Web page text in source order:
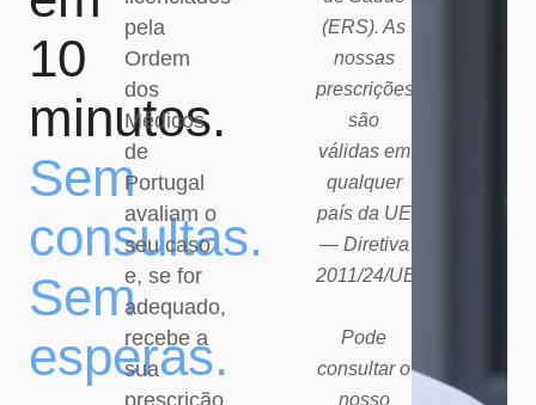
10
minutos.
Sem
consultas.
Sem
esperas.
pela
Ordem
dos
Médicos
de
Portugal
avaliam o
seu caso
e, se for
adequado,
recebe a
sua
(ERS). As
nossas
prescrições
são
válidas em
qualquer
país da UE
— Diretiva
2011/24/UE.
Pode
consultar o
nosso